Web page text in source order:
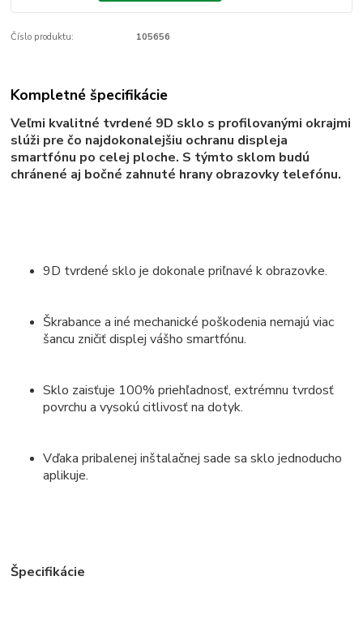
Číslo produktu: 105656
Kompletné špecifikácie
Veľmi kvalitné tvrdené 9D sklo s profilovanými okrajmi
slúži pre čo najdokonalejšiu ochranu displeja
smartfónu po celej ploche. S týmto sklom budú
chránené aj bočné zahnuté hrany obrazovky telefónu.
9D tvrdené sklo je dokonale priľnavé k obrazovke.
Škrabance a iné mechanické poškodenia nemajú viac
šancu zničiť displej vášho smartfónu.
Sklo zaisťuje 100% priehľadnosť, extrémnu tvrdosť
povrchu a vysokú citlivosť na dotyk.
Vďaka pribalenej inštalačnej sade sa sklo jednoducho
aplikuje.
Špecifikácie